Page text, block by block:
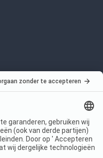
Voorwaarden